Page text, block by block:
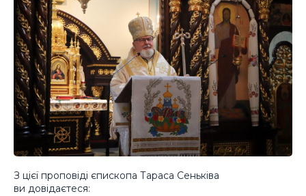
З цієї проповіді єпископа Тараса Сеньківа
ви довідаєтеся: